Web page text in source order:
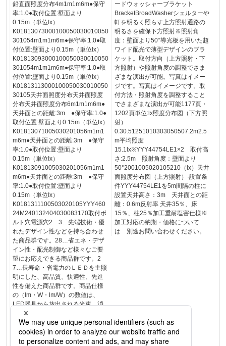
鉛直面照度分布4m1m1m6m●保守
率:1.0●取付位置:壁面より
0.15m（単位Ix）
K01813073000100050030010050
301054m1m1m6m●保守率:1.0●取
付位置:壁面より0.15m（単位Ix）
K01813093000100050030010050
301054m1m1m6m●保守率:1.0●取
付位置:壁面より0.15m（単位Ix）
K01813113000100050030010050
30105天井面照度分布天井面照度
分布天井面照度分布6m1m1m6m●
天井面との距離:3m ●保守率:1.0●
取付位置:壁面より0.15m（単位Ix）
K01813071005030201056m1m1
m6m●天井面との距離:3m ●保守
率:1.0●取付位置:壁面より
0.15m（単位Ix）
K01813091005030201056m1m1
m6m●天井面との距離:3m ●保守
率:1.0●取付位置:壁面より
0.15m（単位Ix）
K0181311100503020105YYY460
24M240132404030083170取付ボ
ルト穴電源穴2 3…先端技術・優
れたデザイン性などを持ち合わせ
た商品群です。28…省エネ・デザ
イン性・配光制御など様々なご要
望にお応えできる商品群です。2
7…長寿命・省電力のＬＥＤを主照
明にした、高品質、快適性、先進
性を備えた商品群です。商品仕様
の（lm・W・lm/W）の数値は、
LED器具から放出される光束、消
費電力、固有エネルギー消費効率
を表しております。表示基準▲A29
頁ボルトフリーの器具は200V時の
数値です。電気容量の詳細はWeb
ードウォッシャーブラケット
BracketBroadWasherシェルターや
軒を明るく照らす上方照射通路の
明るさを確保下方照射※照射角
度：壁面より50°導光板を用いた超
ワイド配光で薄型デザインのブラ
ケット。取付方向（上方照射・下
方照射）や照射角度の調整でさま
ざまな演出が可能。写真はイメー
ジです。写真はイメージです。取
付方法・照射角度を調整すること
でさまざまな演出が可能1177頁・
1202頁単位:lx照度分布図（下方照
射）
0.30.51251010303050507.2m2.5
m平均照度
15.1lx※YYY44754LE1×2 取付高
さ:2.5m 照射角度：壁面より
50°2001005020105210（lx）天井
面照度分布図（上方照射）·設置条
件YYY44754LE1を5m間隔の柱に
設置天井高さ：3m 天井面との距
離：0.6m反射率 天井35％、床
15％、柱25％加工重耐塩害仕様※
加工対応の納期・価格について
は 別途お問い合わせください。